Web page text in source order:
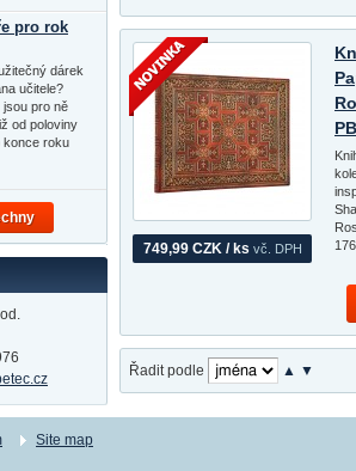
749,99 CZK / ks vč. DPH
Řadit podle ▲ ▼
pro rok
dárek
učitele?
jsou pro ně
od poloviny
konce roku
Site map